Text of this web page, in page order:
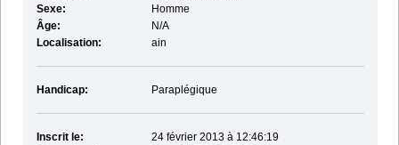
Sexe:
Homme
Âge:
N/A
Localisation:
ain
Handicap: Paraplégique
Inscrit le:
24 février 2013 à 12:46:19